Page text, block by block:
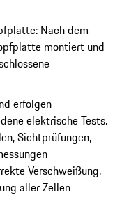
Nach dem
montiert und
erfolgen
elektrische Tests.
Sichtprüfungen,
Verschweißung,
aller Zellen